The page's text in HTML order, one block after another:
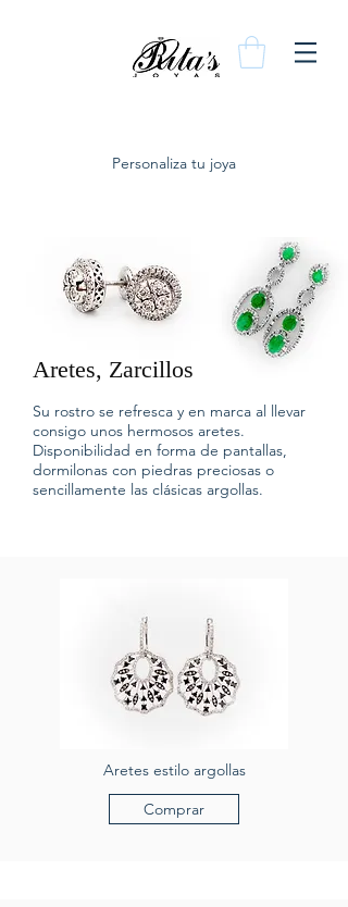
Personaliza tu joya
Aretes, Zarcillos
Su rostro se refresca y en marca al llevar
consigo unos hermosos aretes.
Disponibilidad en forma de pantallas,
dormilonas con piedras preciosas o
sencillamente las clásicas argollas.
Aretes estilo argollas
Comprar